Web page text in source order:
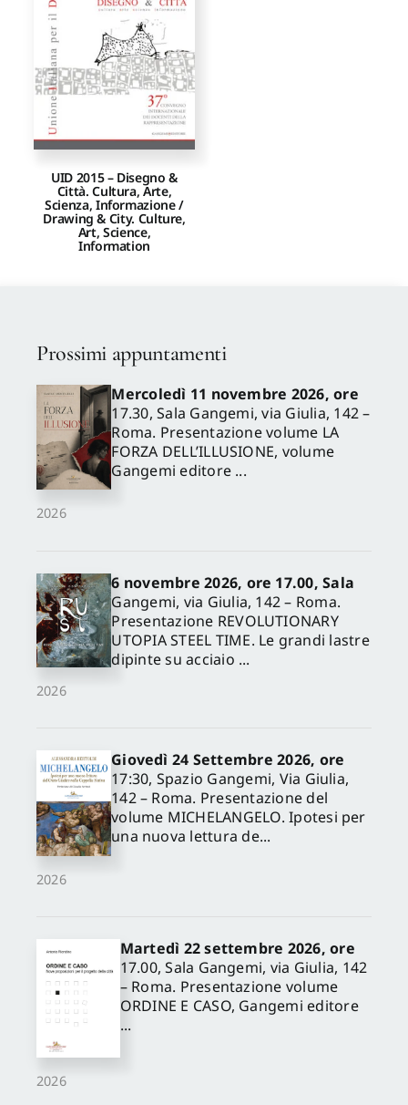
Proposte di pubblicazione
Gangemi Editore
UID 2015 – Disegno &
Città. Cultura, Arte,
Scienza, Informazione /
Drawing & City. Culture,
Art, Science,
Information
Prossimi appuntamenti
2026
Mercoledì 11 novembre 2026, ore
17.30, Sala Gangemi, via Giulia, 142 –
Roma. Presentazione volume LA
FORZA DELL’ILLUSIONE, volume
Gangemi editore ...
2026
6 novembre 2026, ore 17.00, Sala
Gangemi, via Giulia, 142 – Roma.
Presentazione REVOLUTIONARY
UTOPIA STEEL TIME. Le grandi lastre
dipinte su acciaio ...
2026
Giovedì 24 Settembre 2026, ore
17:30, Spazio Gangemi, Via Giulia,
142 – Roma. Presentazione del
volume MICHELANGELO. Ipotesi per
una nuova lettura de...
2026
Martedì 22 settembre 2026, ore
17.00, Sala Gangemi, via Giulia, 142
– Roma. Presentazione volume
ORDINE E CASO, Gangemi editore
...